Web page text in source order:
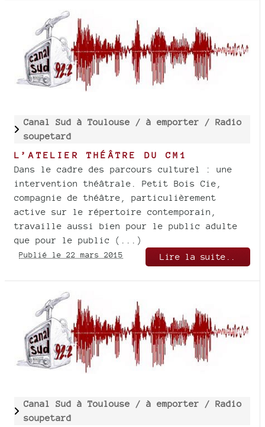
Canal Sud à Toulouse / à emporter / Radio
soupetard
L’ATELIER THÉÂTRE DU CM1
Dans le cadre des parcours culturel : une
intervention théâtrale. Petit Bois Cie,
compagnie de théâtre, particulièrement
active sur le répertoire contemporain,
travaille aussi bien pour le public adulte
que pour le public (...)
Publié le 22 mars 2015 Lire la suite..
Canal Sud à Toulouse / à emporter / Radio
soupetard